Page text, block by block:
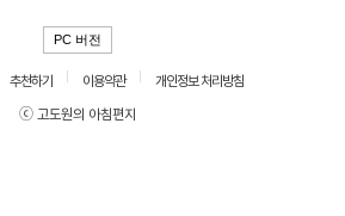
PC 버전
추천하기 이용약관
개인정보 처리방침
ⓒ 고도원의 아침편지